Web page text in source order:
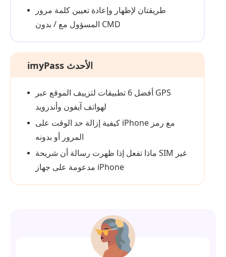
طريقتان لإظهار وإعادة تعيين كلمة مرور
المسؤول مع / بدون CMD
imyPass الأحدث
أفضل 6 تطبيقات لتزييف الموقع عبر GPS
لهواتف آيفون وأندرويد
كيفية إزالة حد الوقت على iPhone مع رمز
المرور أو بدونه
ماذا تفعل إذا ظهرت رسالة أن شريحة SIM غير
مدعومة على جهاز iPhone